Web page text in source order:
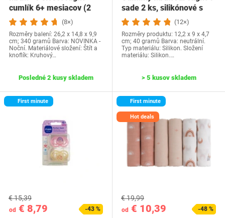
cumlík 6+ mesiacov (2
kusy) náhodná…(8×)
Rozměry balení: 26,2 x 14,8 x 9,9
cm; 340 gramů Barva: NOVINKA -
Noční. Materiálové složení: Štít a
knoflík: Kruhový…
Posledné 2 kusy skladem
sade 2 ks, silikónové s
držiakom na… (12×)
Rozměry produktu: 12,2 x 9 x 4,7
cm; 40 gramů Barva: neutrální.
Typ materiálu: Silikon. Složení
materiálu: Silikon.…
> 5 kusov skladem
First minute
od € 8,79
€ 15,39
-43 %
First minute
Hot deals
od € 10,39
€ 19,99
-48 %